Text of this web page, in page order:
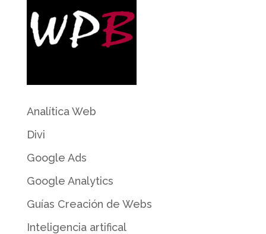
Analítica Web
Divi
Google Ads
Google Analytics
Guías Creación de Webs
Inteligencia artifical